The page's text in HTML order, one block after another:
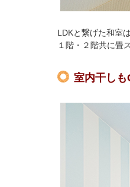
LDKと繋げた和室
１階・２階共に畳
室内干し